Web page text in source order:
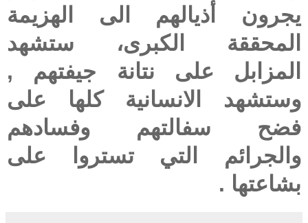
يجرون أذيالهم الى الهزيمة
المحققة الكبرى، ستشهد
المزابل على نتانة جيفتهم ,
وستشهد الانسانية كلها على
فضح سفالتهم وفسادهم
والجرائم التي تستروا على
بشاعتها .